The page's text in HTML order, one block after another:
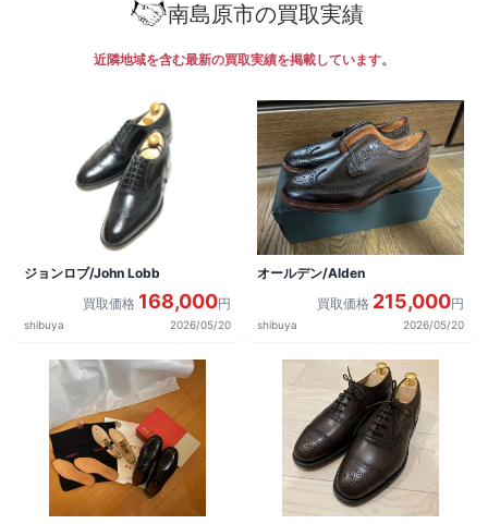
南島原市の買取実績
近隣地域を含む最新の買取実績を掲載しています。
ジョンロブ/John Lobb
買取価格 168,000円
shibuya 2026/05/20
オールデン/Alden
買取価格 215,000円
shibuya 2026/05/20